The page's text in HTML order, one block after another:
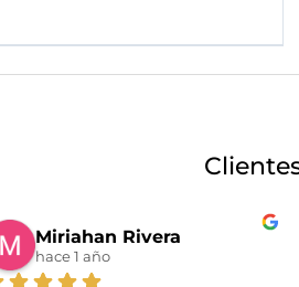
Miriahan Rivera
hace 1 año